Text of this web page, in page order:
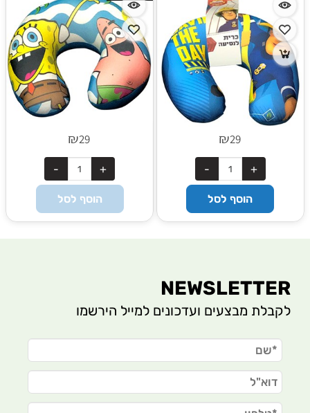
₪29
הוסף לסל
₪29
הוסף לסל
NEWSLETTER
לקבלת מבצעים ועדכונים למייל הירשמו